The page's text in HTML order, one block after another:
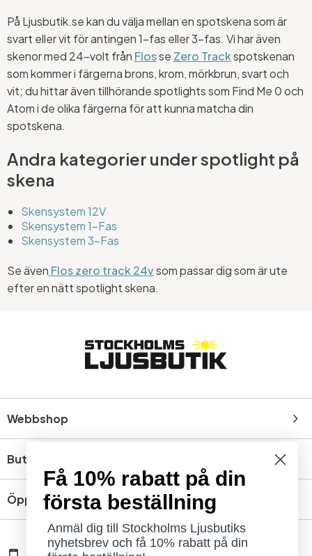
På Ljusbutik.se kan du välja mellan en spotskena som är
svart eller vit för antingen 1-fas eller 3-fas. Vi har även
skenor med 24-volt från Flosse Zero Trackspotskenan
som kommer i färgerna brons, krom, mörkbrun, svart och
vit; du hittar även tillhörande spotlights som Find Me 0 och
Atom i de olika färgerna för att kunna matcha din
spotskena.
Andra kategorier under spotlight på
skena
Skensystem 12V
Skensystem 1-Fas
Skensystem 3-Fas
Se även Flos zero track 24vsom passar dig som är ute
efter en nätt spotlight skena.
Webbshop
Butik
Öppettider
Få 10% rabatt på din
första beställning
Anmäl dig till Stockholms Ljusbutiks
nyhetsbrev och få 10% rabatt på din